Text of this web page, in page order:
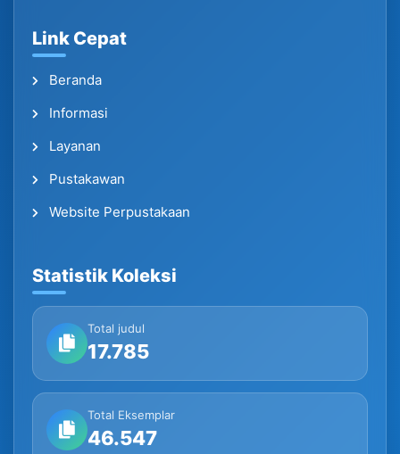
Link Cepat
Beranda
Informasi
Layanan
Pustakawan
Website Perpustakaan
Statistik Koleksi
Total judul
17.785
Total Eksemplar
46.547